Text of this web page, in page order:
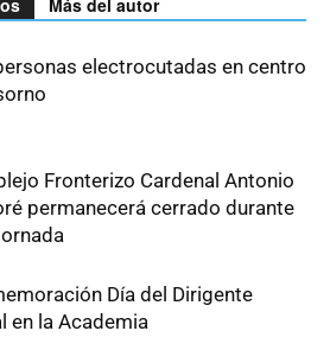
Más del autor
electrocutadas en centro
Fronterizo Cardenal Antonio
permanecerá cerrado durante
Día del Dirigente
en la Academia